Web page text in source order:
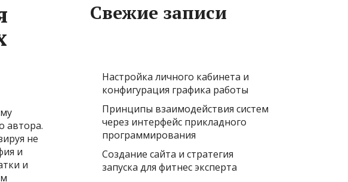
автора.
не
и
и
Свежие записи
Настройка личного кабинета и
конфигурация графика работы
Принципы взаимодействия систем
через интерфейс прикладного
программирования
Создание сайта и стратегия
запуска для фитнес эксперта